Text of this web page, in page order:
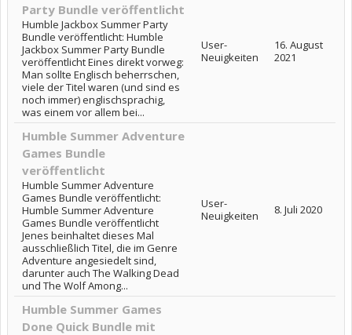
Party Bundle veröffentlicht
Humble Jackbox Summer Party
Bundle veröffentlicht: Humble
Jackbox Summer Party Bundle
veröffentlicht Eines direkt vorweg:
Man sollte Englisch beherrschen,
viele der Titel waren (und sind es
noch immer) englischsprachig,
was einem vor allem bei...
User-
Neuigkeiten
16. August
2021
Humble Summer Adventure
Games Bundle
veröffentlicht
Humble Summer Adventure
Games Bundle veröffentlicht:
Humble Summer Adventure
Games Bundle veröffentlicht
Jenes beinhaltet dieses Mal
ausschließlich Titel, die im Genre
Adventure angesiedelt sind,
darunter auch The Walking Dead
und The Wolf Among...
User-
Neuigkeiten
8. Juli 2020
Humble Summer Games
Done Quick Bundle mit